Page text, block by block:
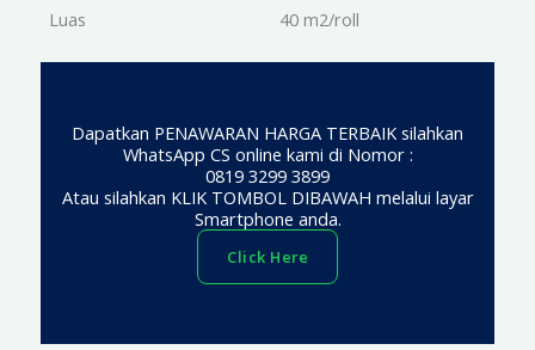
Luas 40 m2/roll
Dapatkan PENAWARAN HARGA TERBAIK silahkan
WhatsApp CS online kami di Nomor :
0819 3299 3899
Atau silahkan KLIK TOMBOL DIBAWAH melalui layar
Smartphone anda.
Click Here